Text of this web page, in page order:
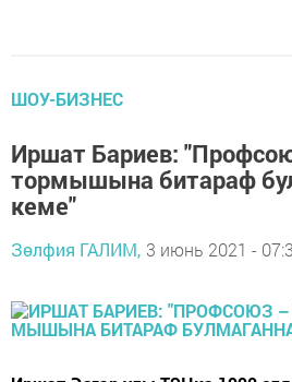
ШОУ-БИЗНЕС
Иршат Бариев:
тор­мы­шы­на би­та­раф
ке­ме"
Зөлфия ГАЛИМ, 3 июнь 2021 -